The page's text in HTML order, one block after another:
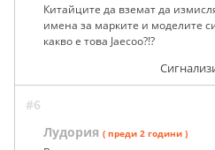
Китайците да вземат да
имена за марките и моделите
какво е това Jaecoo?!?
#6
Лудория ( преди 2 години )